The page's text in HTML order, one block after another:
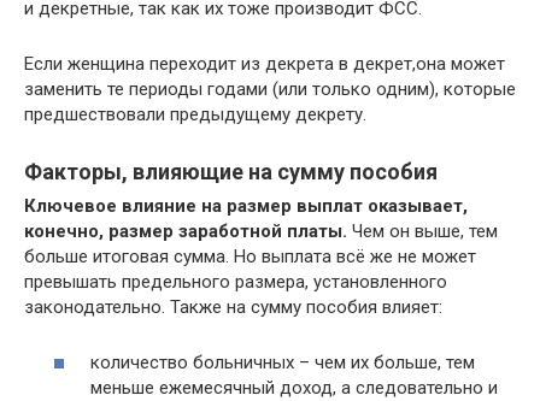
и декретные, так как их тоже производит ФСС.
Если женщина переходит из декрета в декрет,она может
заменить те периоды годами (или только одним), которые
предшествовали предыдущему декрету.
Факторы, влияющие на сумму пособия
Ключевое влияние на размер выплат оказывает,
конечно, размер заработной платы. Чем он выше, тем
больше итоговая сумма. Но выплата всё же не может
превышать предельного размера, установленного
законодательно. Также на сумму пособия влияет:
количество больничных – чем их больше, тем
меньше ежемесячный доход, а следовательно и